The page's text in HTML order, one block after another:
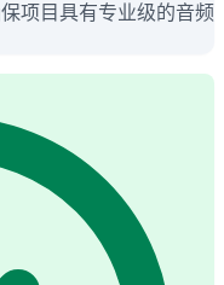
项目具有专业级的音频